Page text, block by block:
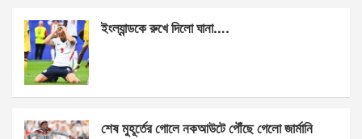
ইংল্যান্ডকে রুখে দিলো ঘানা….
শেষ মুহূর্তের গোলে নকআউটে পৌঁছে গেলো জার্মানি